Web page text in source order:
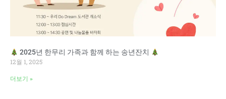
2025년 한무리 가족과 함께 하는 송년잔치
12월 1, 2025
더보기 »